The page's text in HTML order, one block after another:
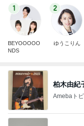
1
BEYOOOOO
NDS
2
ゆうこりん
柏木由紀
Amebaト